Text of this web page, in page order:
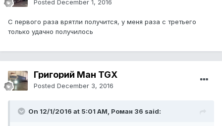
Posted December 1, 2016
С первого раза врятли получится, у меня раза с третьего
только удачно получилось
Григорий Ман TGX
Posted December 3, 2016
On 12/1/2016 at 5:01 AM, Роман 36 said: